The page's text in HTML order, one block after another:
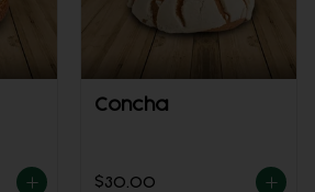
Concha
$30.00